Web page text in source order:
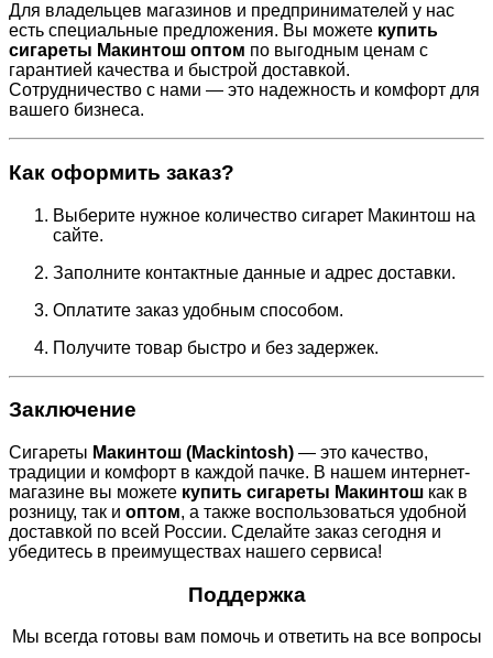
Для владельцев магазинов и предпринимателей у нас
есть специальные предложения. Вы можете купить
сигареты Макинтош оптом по выгодным ценам с
гарантией качества и быстрой доставкой.
Сотрудничество с нами — это надежность и комфорт для
вашего бизнеса.
Как оформить заказ?
Выберите нужное количество сигарет Макинтош на
сайте.
Заполните контактные данные и адрес доставки.
Оплатите заказ удобным способом.
Получите товар быстро и без задержек.
Заключение
Сигареты Макинтош (Mackintosh) — это качество,
традиции и комфорт в каждой пачке. В нашем интернет-
магазине вы можете купить сигареты Макинтош как в
розницу, так и оптом, а также воспользоваться удобной
доставкой по всей России. Сделайте заказ сегодня и
убедитесь в преимуществах нашего сервиса!
Поддержка
Мы всегда готовы вам помочь и ответить на все вопросы